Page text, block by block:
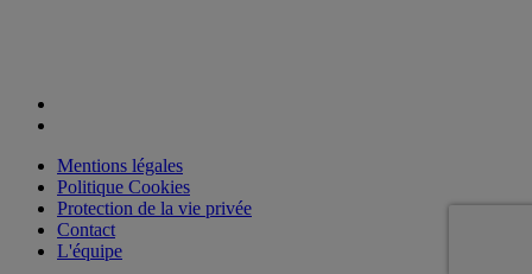
Mentions légales
Politique Cookies
Protection de la vie privée
Contact
L'équipe